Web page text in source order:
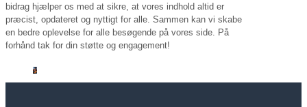
bidrag hjælper os med at sikre, at vores indhold altid er
præcist, opdateret og nyttigt for alle. Sammen kan vi skabe
en bedre oplevelse for alle besøgende på vores side. På
forhånd tak for din støtte og engagement!